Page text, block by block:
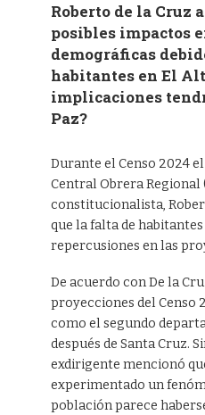
Roberto de la Cruz
posibles impactos
demográficas
habitantes en El
implicaciones
Paz?
Durante el Censo 2024
Central Obrera Regional
constitucionalista,
que la falta de
repercusiones en las
De acuerdo con De la
proyecciones del Censo
como el segundo
después de Santa Cruz.
exdirigente mencionó
experimentado un
población parece